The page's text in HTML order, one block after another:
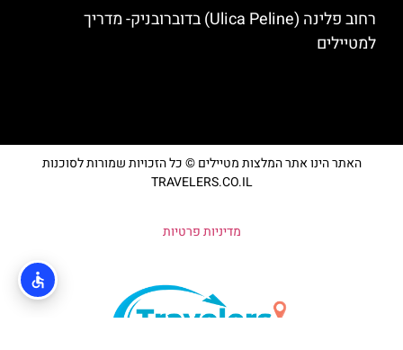
רחוב פלינה (Ulica Peline) בדוברובניק- מדריך
למטיילים
האתר הינו אתר המלצות מטיילים © כל הזכויות שמורות לסוכנות
TRAVELERS.CO.IL
מדיניות פרטיות